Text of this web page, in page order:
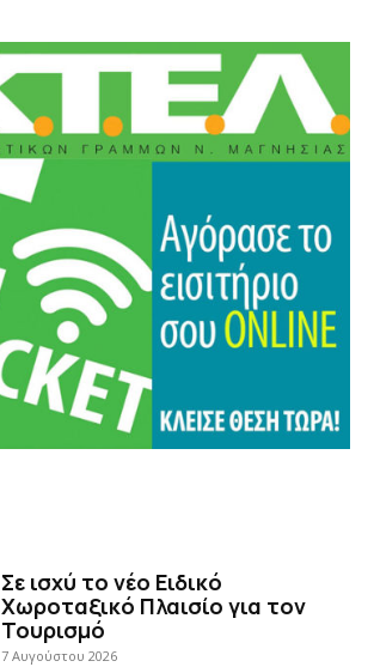
Σε ισχύ το νέο Ειδικό
Χωροταξικό Πλαισίο για τον
Τουρισμό
7 Αυγούστου 2026